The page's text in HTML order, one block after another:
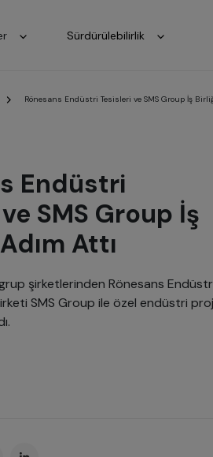
Sürdürülebilirlik
Rönesans Endüstri Tesisleri ve SMS Group İş
Endüstri
SMS Group İş
Attı
şirketlerinden Rönesans
SMS Group ile özel endüstri